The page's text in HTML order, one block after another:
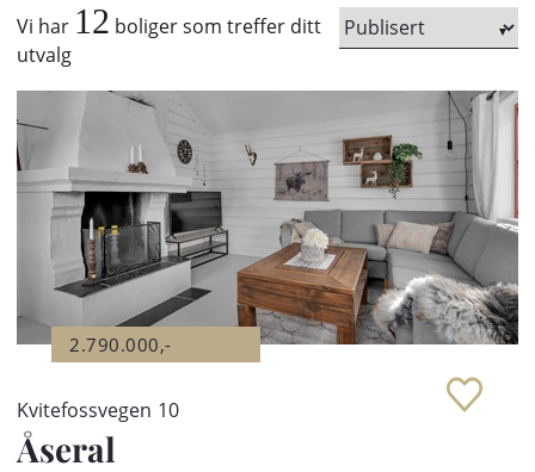
Vi har 12 boliger som treffer ditt
utvalg
2.790.000,-
Kvitefossvegen 10
Åseral